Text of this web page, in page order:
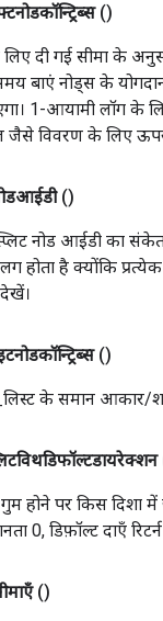
()
दी गई सीमा के
बाएं नोड्स के
1-आयामी लॉग
जैसे विवरण के लिए
()
नोड आईडी का
होता है क्योंकि
()
के समान
गुम होने पर किस
0, डिफ़ॉल्ट दाएँ
()